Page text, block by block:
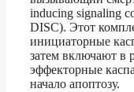
inducing signaling
DISC). Этот
инициаторные
затем включают в
эффекторные
начало апоптозу.